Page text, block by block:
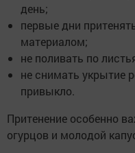
день;
первые дни
материалом;
не поливать по
не снимать укрытие
привыкло.
Притенение особенно
огурцов и молодой